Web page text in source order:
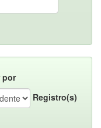
por
Registro(s)